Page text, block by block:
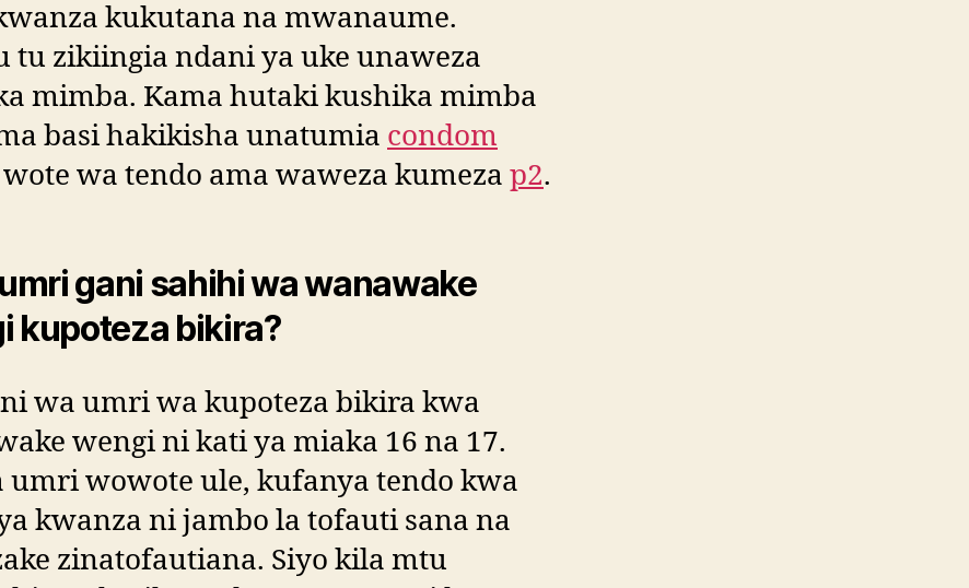
kukutana na mwanaume.
tu zikiingia ndani ya uke unaweza
mimba. Kama hutaki kushika mimba
basi hakikisha unatumia condom
wa tendo ama waweza kumeza p2.
gani sahihi wa wanawake
kupoteza bikira?
wa umri wa kupoteza bikira kwa
wengi ni kati ya miaka 16 na 17.
umri wowote ule, kufanya tendo kwa
kwanza ni jambo la tofauti sana na
zinatofautiana. Siyo kila mtu